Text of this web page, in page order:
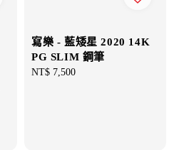
寫樂 - 藍矮星 2020 14K
PG SLIM 鋼筆
Regular
NT$ 7,500